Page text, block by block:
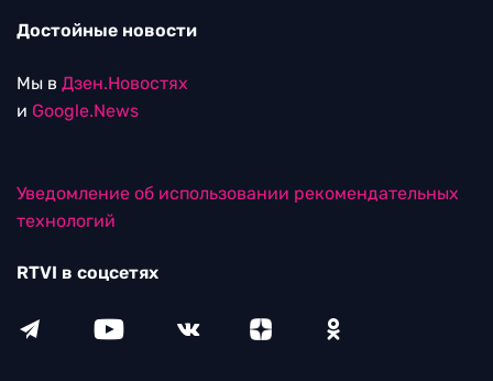
Достойные новости
Мы в Дзен.Новостях
и Google.News
Уведомление об использовании рекомендательных
технологий
RTVI в соцсетях